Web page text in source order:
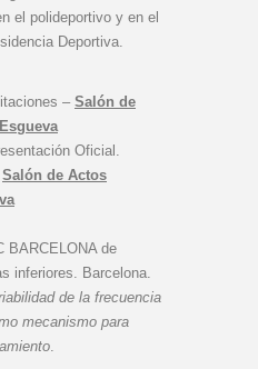
el polideportivo y en el
Deportiva.
–Salón de
Oficial.
Salón de Actos
BARCELONA de
inferiores. Barcelona.
de la frecuencia
mecanismo para
.